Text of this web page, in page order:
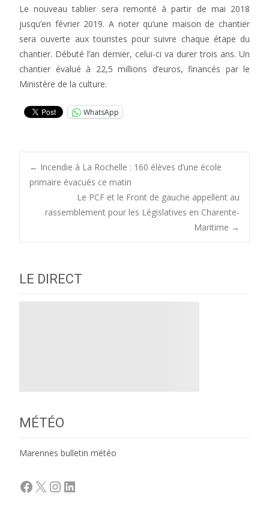
Le nouveau tablier sera remonté à partir de mai 2018
jusqu’en février 2019. A noter qu’une maison de chantier
sera ouverte aux touristes pour suivre chaque étape du
chantier. Débuté l’an dernier, celui-ci va durer trois ans. Un
chantier évalué à 22,5 millions d’euros, financés par le
Ministère de la culture.
WhatsApp
Post
navigation
← Incendie à La Rochelle : 160 élèves d’une école
primaire évacués ce matin
Le PCF et le Front de gauche appellent au
rassemblement pour les Législatives en Charente-
Maritime →
LE DIRECT
MÉTÉO
Marennes bulletin météo
Facebook
X Instagram
LinkedIn